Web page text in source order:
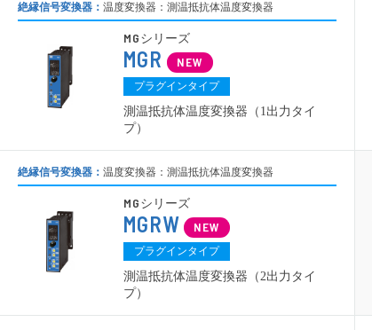
絶縁信号変換器： 温度変換器：測温抵抗体温度変換器
MG シリーズ
MGR
プラグインタイプ
測温抵抗体温度変換器（1出力タイ
プ）
絶縁信号変換器： 温度変換器：測温抵抗体温度変換器
MG シリーズ
MGRW
プラグインタイプ
測温抵抗体温度変換器（2出力タイ
プ）